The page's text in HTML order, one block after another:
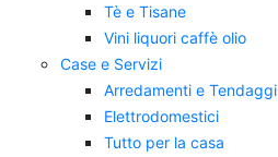
Tè e Tisane
Vini liquori caffè olio
Case e Servizi
Arredamenti e Tendaggi
Elettrodomestici
Tutto per la casa